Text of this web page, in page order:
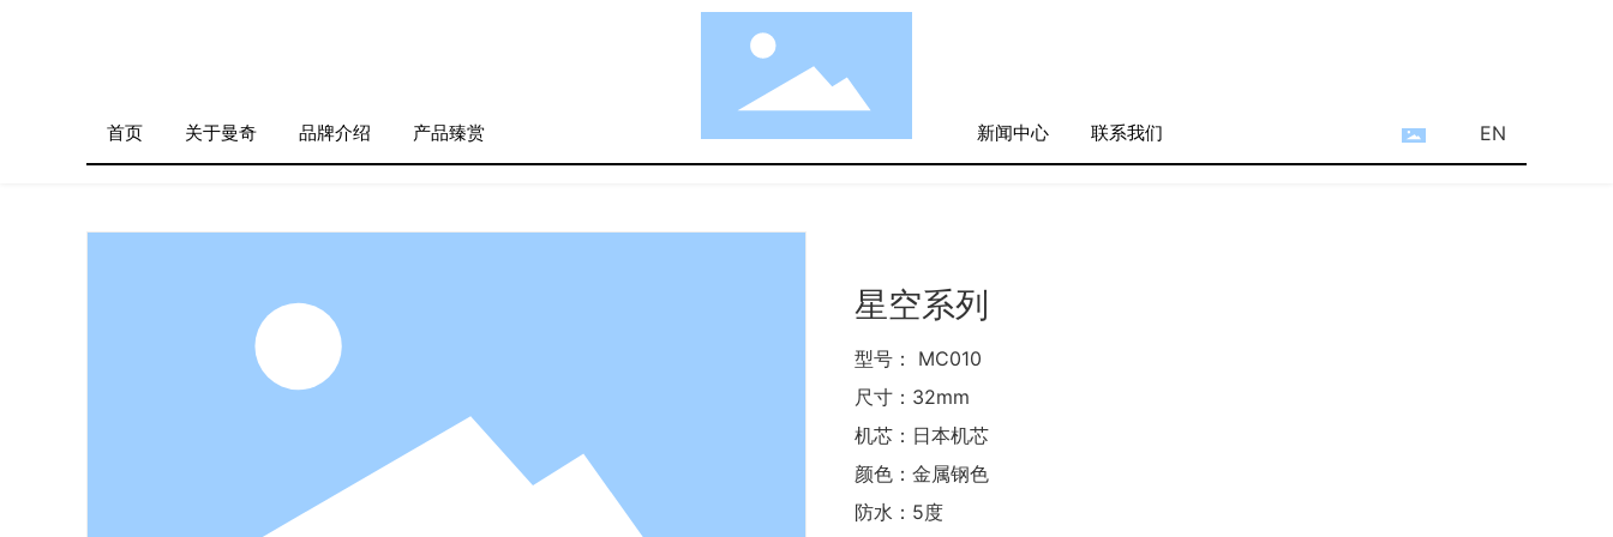
首页 关于曼奇 品牌介绍 产品臻赏 新闻中心 联系我们 EN
星空系列
型号： MC010
尺寸：32mm
机芯：日本机芯
颜色：金属钢色
防水：5度